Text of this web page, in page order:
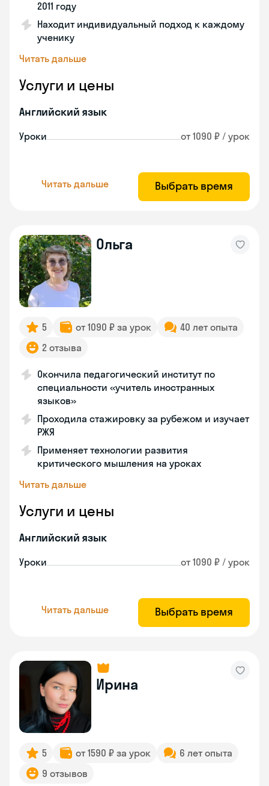
2011 году
Находит индивидуальный подход к каждому
ученику
Читать дальше
Услуги и цены
Английский язык
Уроки от 1090 ₽ / урок
Читать дальше Выбрать время
Ольга
5 от 1090 ₽ за урок
40 лет опыта
2 отзыва
Окончила педагогический институт по
специальности «учитель иностранных
языков»
Проходила стажировку за рубежом и изучает
РЖЯ
Применяет технологии развития
критического мышления на уроках
Читать дальше
Услуги и цены
Английский язык
Уроки от 1090 ₽ / урок
Читать дальше Выбрать время
Ирина
5 от 1590 ₽ за урок
6 лет опыта
9 отзывов